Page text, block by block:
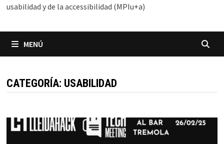
usabilidad y de la accessibilidad (MPIu+a)
MENÚ
CATEGORÍA: USABILIDAD